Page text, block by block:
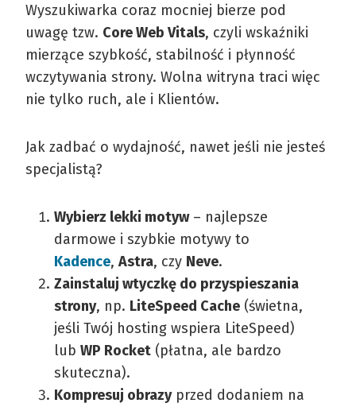
Wyszukiwarka coraz mocniej bierze pod
uwagę tzw. Core Web Vitals, czyli wskaźniki
mierzące szybkość, stabilność i płynność
wczytywania strony. Wolna witryna traci więc
nie tylko ruch, ale i Klientów.
Jak zadbać o wydajność, nawet jeśli nie jesteś
specjalistą?
Wybierz lekki motyw– najlepsze
darmowe i szybkie motywy to
Kadence, Astra, czy Neve.
Zainstaluj wtyczkę do przyspieszania
strony, np. LiteSpeed Cache (świetna,
jeśli Twój hosting wspiera LiteSpeed)
lub WP Rocket (płatna, ale bardzo
skuteczna).
Kompresuj obrazyprzed dodaniem na